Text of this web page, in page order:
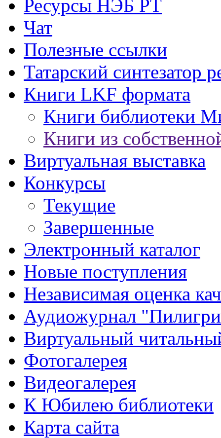
Ресурсы НЭБ РТ
Чат
Полезные ссылки
Татарский синтезатор
Книги LKF формата
Книги библиотеки
Книги из
Виртуальная выставка
Конкурсы
Текущие
Завершенные
Электронный каталог
Новые поступления
Независимая оценка
Аудиожурнал
Виртуальный
Фотогалерея
Видеогалерея
К Юбилею библиотеки
Карта сайта